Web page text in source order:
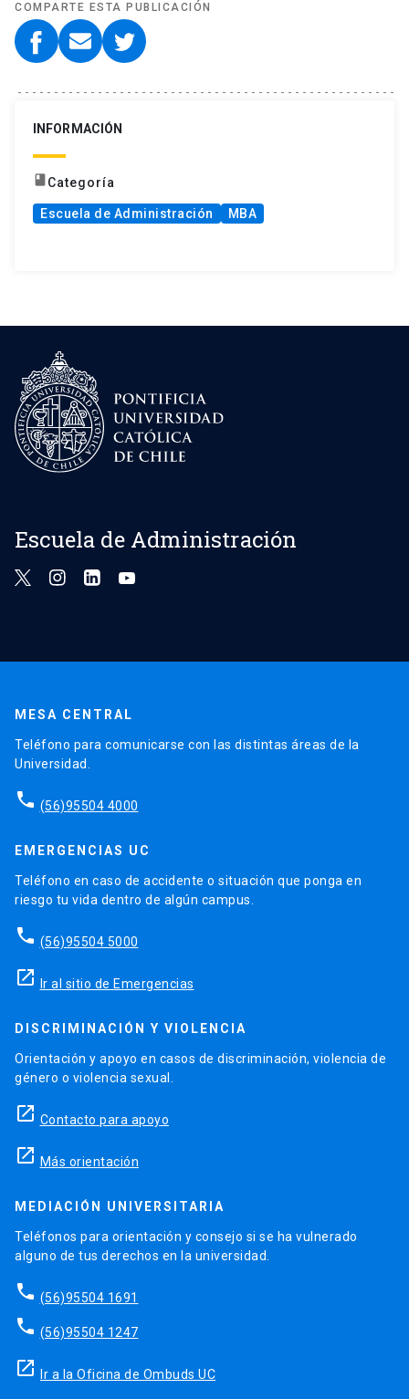
COMPARTE ESTA PUBLICACIÓN
INFORMACIÓN
book Categoría
Escuela de Administración MBA
Escuela de Administración
MESA CENTRAL
Teléfono para comunicarse con las distintas áreas de la
Universidad.
phone (56)95504 4000
EMERGENCIAS UC
Teléfono en caso de accidente o situación que ponga en
riesgo tu vida dentro de algún campus.
phone (56)95504 5000
launch Ir al sitio de Emergencias
DISCRIMINACIÓN Y VIOLENCIA
Orientación y apoyo en casos de discriminación, violencia de
género o violencia sexual.
launch Contacto para apoyo
launch Más orientación
MEDIACIÓN UNIVERSITARIA
Teléfonos para orientación y consejo si se ha vulnerado
alguno de tus derechos en la universidad.
phone (56)95504 1691
phone (56)95504 1247
launch Ir a la Oficina de Ombuds UC